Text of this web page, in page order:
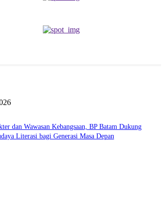
dan Wawasan Kebangsaan, BP Batam Dukung
Literasi bagi Generasi Masa Depan